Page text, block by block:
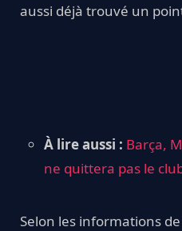
aussi déjà trouvé un
À lire aussi : Barça,
ne quittera pas le
Selon les informations